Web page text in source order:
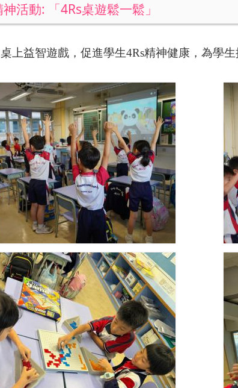
活動: 「4Rs桌遊鬆一鬆」
上益智遊戲，促進學生4Rs精神健康，為學